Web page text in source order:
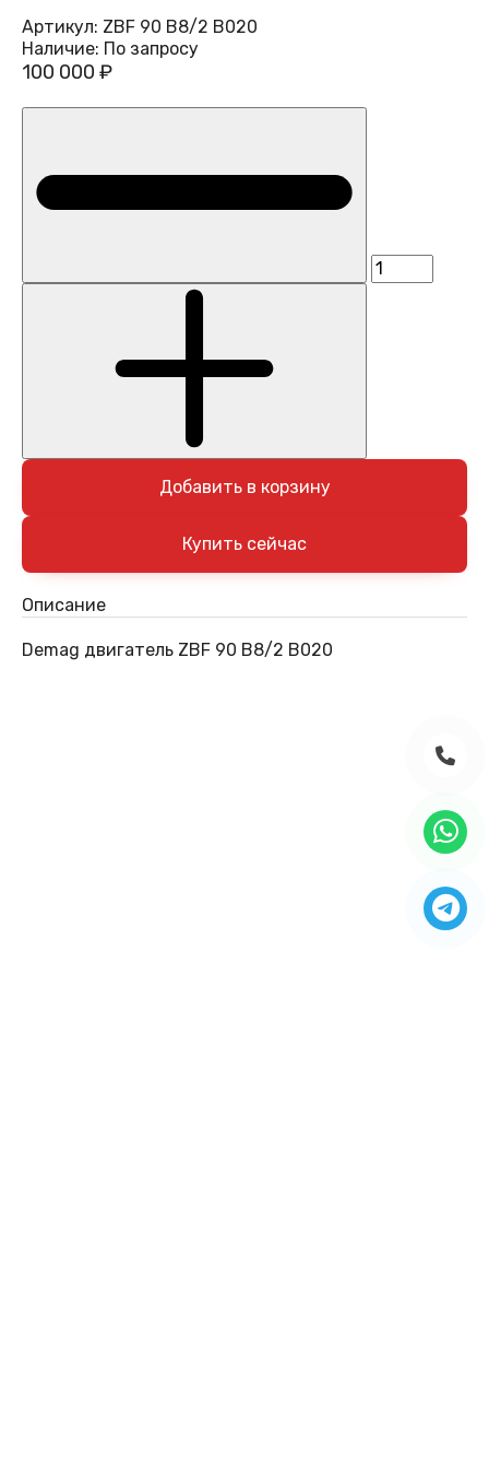
Артикул: ZBF 90 B8/2 B020
Наличие: По запросу
100 000 ₽
Добавить в корзину
Описание
Demag двигатель ZBF 90 B8/2 B020